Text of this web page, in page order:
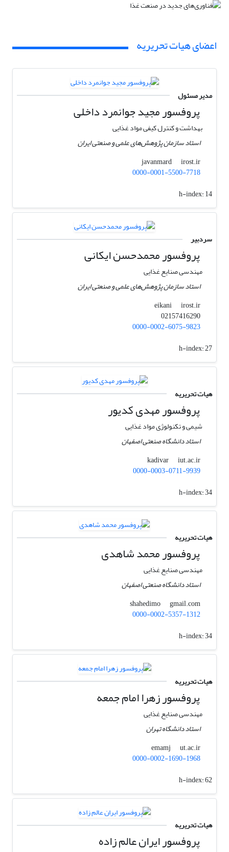
اعضای هیات تحریریه
مدیر مسئول
پروفسور ﻣﺠﯿﺪ ﺟﻮاﻧﻤﺮد داخلی
بهداشت و کنترل کیفی مواد غذایی
استاد سازمان پژوهش‌های علمی و صنعتی ایران
javanmard
irost.ir
0000-0001-5500-7718
h-index:14
سردبیر
پروفسور ﻣﺤﻤﺪﺣﺴﻦ اﯾﮑﺎﻧﯽ
مهندسی صنایع غذایی
استاد سازمان پژوهش‌های علمی و صنعتی ایران
eikani
irost.ir
02157416290
0000-0002-6075-9823
h-index:27
هیات تحریریه
پروفسور مهدی کدیور
شیمی و تکنولوژی مواد غذایی
استاد دانشگاه صنعتی اصفهان
kadivar
iut.ac.ir
0000-0003-0711-9939
h-index:34
هیات تحریریه
پروفسور محمد شاهدی
مهندسی صنایع غذایی
استاد دانشگاه صنعتی اصفهان
shahedimo
gmail.com
0000-0002-5357-1312
h-index:34
هیات تحریریه
پروفسور زهرا امام جمعه
مهندسی صنایع غذایی
استاد دانشگاه تهران
emamj
ut.ac.ir
0000-0002-1690-1968
h-index:62
هیات تحریریه
پروفسور ایران عالم زاده